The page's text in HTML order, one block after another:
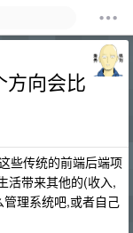
方向会比
些传统的前端后端项
活带来其他的(收入,
理系统吧,或者自己